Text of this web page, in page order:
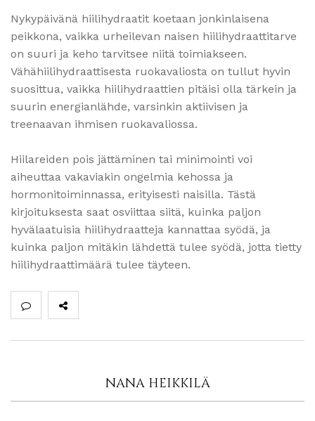
Nykypäivänä hiilihydraatit koetaan jonkinlaisena
peikkona, vaikka urheilevan naisen hiilihydraattitarve
on suuri ja keho tarvitsee niitä toimiakseen.
Vähähiilihydraattisesta ruokavaliosta on tullut hyvin
suosittua, vaikka hiilihydraattien pitäisi olla tärkein ja
suurin energianlähde, varsinkin aktiivisen ja
treenaavan ihmisen ruokavaliossa.
Hiilareiden pois jättäminen tai minimointi voi
aiheuttaa vakaviakin ongelmia kehossa ja
hormonitoiminnassa, erityisesti naisilla. Tästä
kirjoituksesta saat osviittaa siitä, kuinka paljon
hyvälaatuisia hiilihydraatteja kannattaa syödä, ja
kuinka paljon mitäkin lähdettä tulee syödä, jotta tietty
hiilihydraattimäärä tulee täyteen.
NANA HEIKKILÄ